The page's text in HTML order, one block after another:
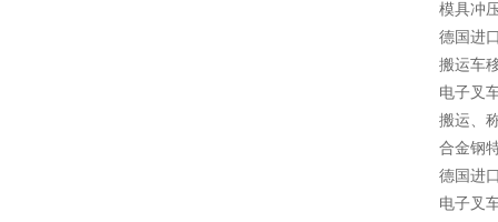
模具冲
德国进
搬运车
电子叉
搬运、
合金钢
德国进
电子叉